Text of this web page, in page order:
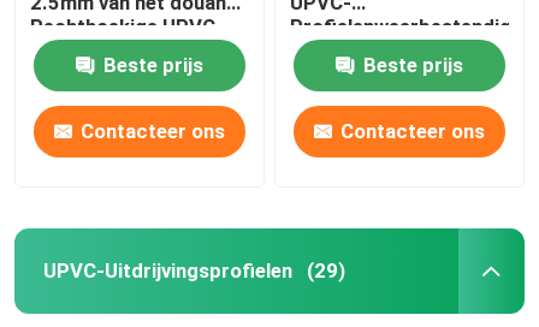
Rechthoekige UPVC
Venster Dikte
Beste prijs
Contacteer ons
Beste prijs
Contacteer ons
UPVC-Uitdrijvingsprofielen (29)